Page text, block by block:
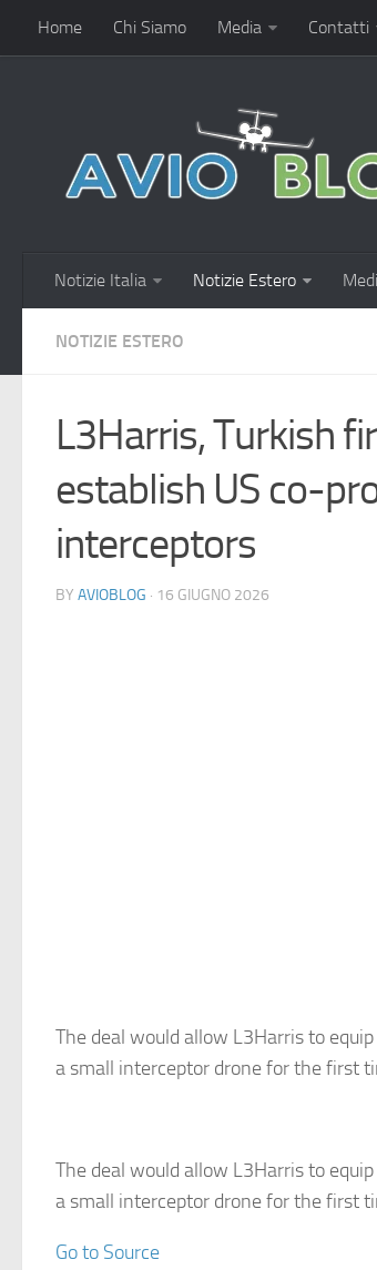
Home Chi Siamo Media Contatti
Notizie Italia Notizie Estero
NOTIZIE ESTERO
L3Harris, Turkish
establish US co-
interceptors
BY AVIOBLOG · 16 GIUGNO 2026
The deal would allow L3Harris to
a small interceptor drone for the first
The deal would allow L3Harris to
a small interceptor drone for the first
Go to Source